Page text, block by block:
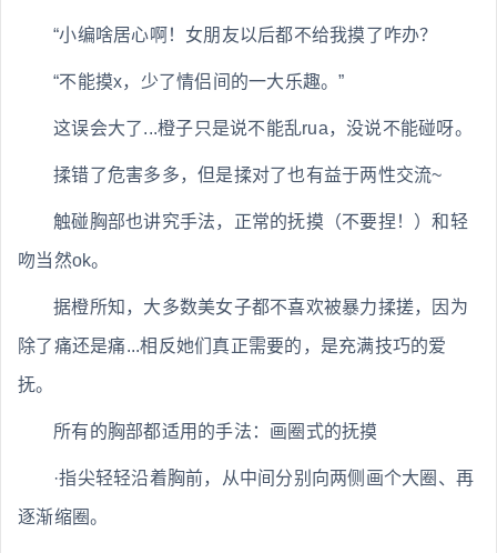
“小编啥居心啊！女朋友以后都不给我摸了咋办？
“不能摸x，少了情侣间的一大乐趣。”
这误会大了...橙子只是说不能乱rua，没说不能碰呀。
揉错了危害多多，但是揉对了也有益于两性交流~
触碰胸部也讲究手法，正常的抚摸（不要捏！）和轻
吻当然ok。
据橙所知，大多数美女子都不喜欢被暴力揉搓，因为
除了痛还是痛...相反她们真正需要的，是充满技巧的爱
抚。
所有的胸部都适用的手法：画圈式的抚摸
·指尖轻轻沿着胸前，从中间分别向两侧画个大圈、再
逐渐缩圈。